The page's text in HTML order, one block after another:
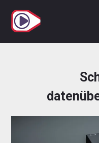
Inhalt
springen